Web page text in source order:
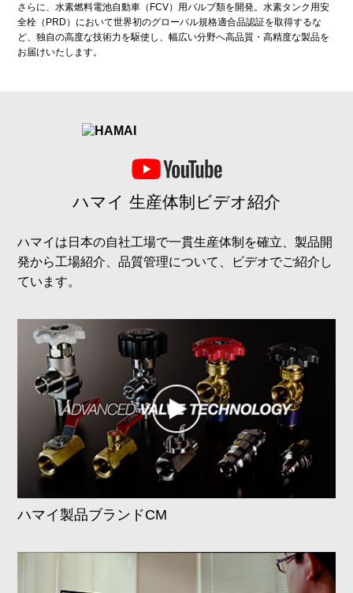
さらに、水素燃料電池自動車（FCV）用バルブ類を開発。水素タンク用安
全栓（PRD）において世界初のグローバル規格適合品認証を取得するな
ど、独自の高度な技術力を駆使し、幅広い分野へ高品質・高精度な製品を
お届けいたします。
ハマイ 生産体制ビデオ紹介
ハマイは日本の自社工場で一貫生産体制を確立、製品開
発から工場紹介、品質管理について、ビデオでご紹介し
ています。
ハマイ製品ブランドCM